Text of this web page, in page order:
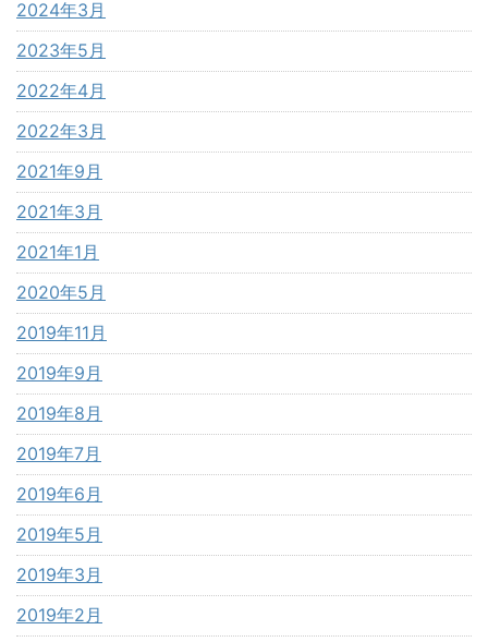
2024年3月
2023年5月
2022年4月
2022年3月
2021年9月
2021年3月
2021年1月
2020年5月
2019年11月
2019年9月
2019年8月
2019年7月
2019年6月
2019年5月
2019年3月
2019年2月